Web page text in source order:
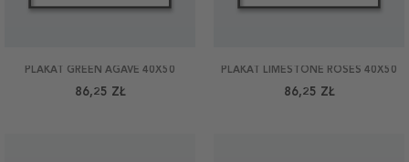
PLAKAT GREEN AGAVE 40X50
86,25 ZŁ
PLAKAT LIMESTONE ROSES 40X50
86,25 ZŁ